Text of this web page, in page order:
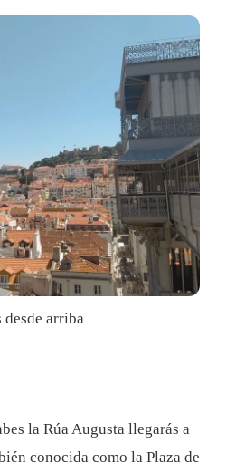
desde arriba
la Rúa Augusta llegarás a
conocida como la Plaza de